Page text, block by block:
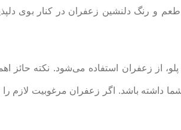
و رنگ دلنشین زعفران در کنار بوی
پلو، از زعفران استفاده می‌شود. نکته حائز
داشته باشد. اگر زعفران مرغوبیت